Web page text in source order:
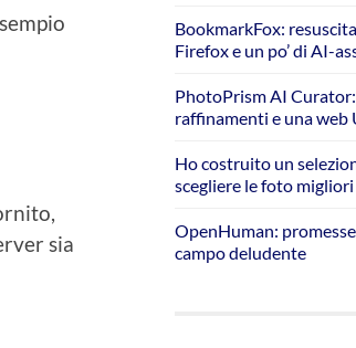
sia
BookmarkFox:
Firefox e un po’ di AI-
PhotoPrism AI
raffinamenti e una web
Ho costruito un
scegliere le foto
OpenHuman:
campo deludente